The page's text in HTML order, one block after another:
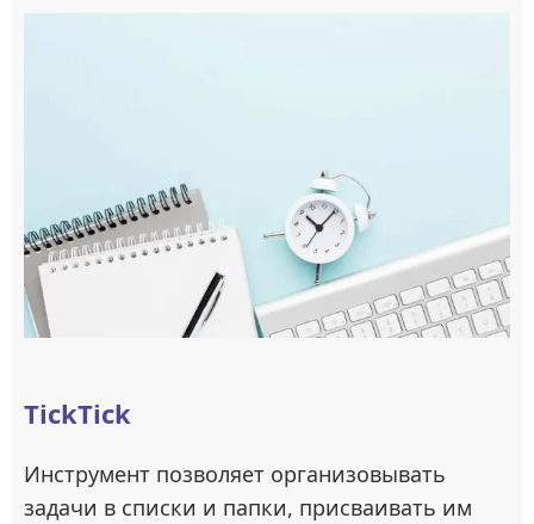
TickTick
Инструмент позволяет организовывать
задачи в списки и папки, присваивать им